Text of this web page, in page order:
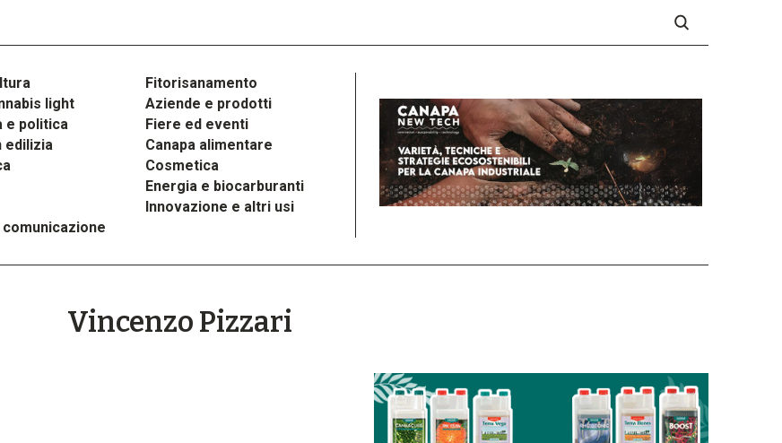
Fitorisanamento
light
Aziende e prodotti
e politica
Fiere ed eventi
edilizia
Canapa alimentare
Cosmetica
Energia e biocarburanti
Innovazione e altri usi
comunicazione
Vincenzo Pizzari